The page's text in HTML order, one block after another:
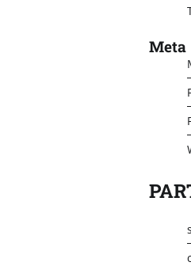
Meta